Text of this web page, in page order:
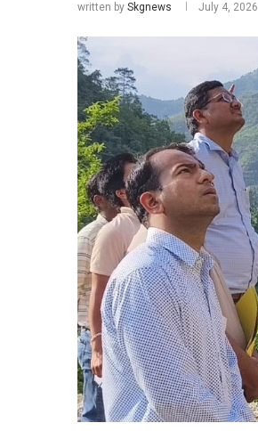
written by Skgnews July 4, 2026